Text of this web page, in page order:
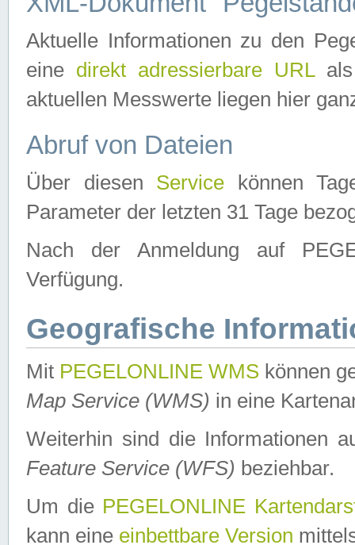
Aktuelle Informationen zu den
eine direkt adressierbare URLals
aktuellen Messwerte liegen hier
Abruf von Dateien
Über diesen Service können
Parameter der letzten 31 Tage
Nach der Anmeldung auf
Verfügung.
Geografische
Mit PEGELONLINE WMS können
Map Service (WMS) in eine
Weiterhin sind die Informationen
Feature Service (WFS) beziehbar.
Um die PEGELONLINE
kann eine einbettbare Version